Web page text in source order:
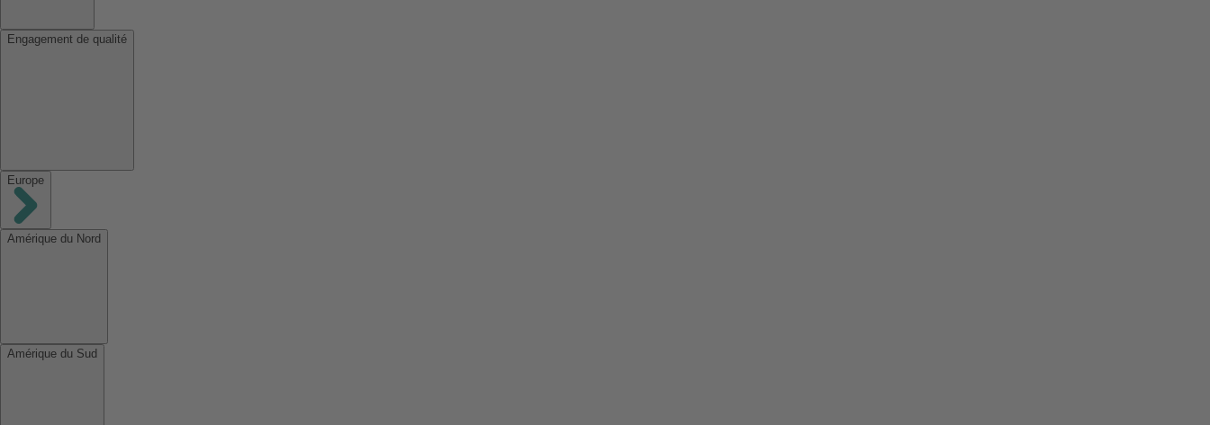
Engagement de qualité
Europe
Amérique du Nord
Amérique du Sud